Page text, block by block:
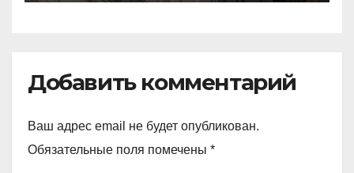
Добавить комментарий
Ваш адрес email не будет опубликован.
Обязательные поля помечены *